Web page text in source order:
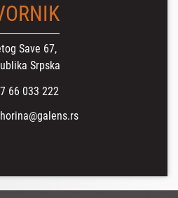
Save 67,
Srpska
66 033 222